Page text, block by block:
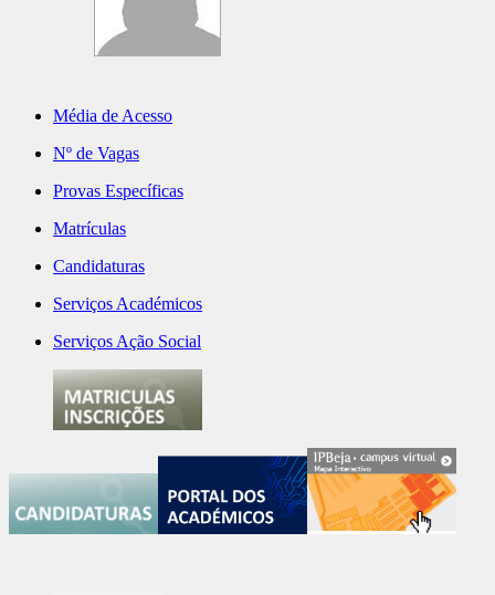
Média de Acesso
Nº de Vagas
Provas Específicas
Matrículas
Candidaturas
Serviços Académicos
Serviços Ação Social